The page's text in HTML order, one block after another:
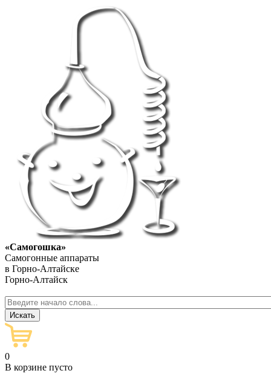
«Самогошка»
Самогонные аппараты
в Горно-Алтайске
Горно-Алтайск
0
В корзине пусто